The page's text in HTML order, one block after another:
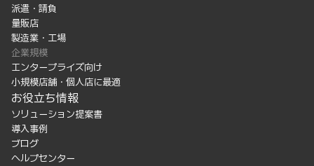
派遣・請負
量販店
製造業・工場
企業規模
エンタープライズ向け
小規模店舗・個人店に最適
お役立ち情報
ソリューション提案書
導入事例
ブログ
ヘルプセンター